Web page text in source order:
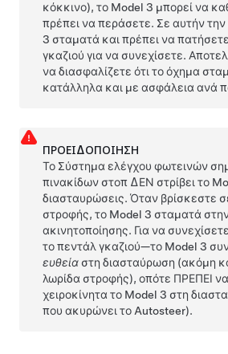
κόκκινο), το Model 3 μπορεί να
πρέπει να περάσετε. Σε αυτήν
3 σταματά και πρέπει να
γκαζιού για να συνεχίσετε.
να διασφαλίζετε ότι το όχημα
κατάλληλα και με ασφάλεια ανά
ΠΡΟΕΙΔΟΠΟΊΗΣΗ
Το Σύστημα ελέγχου φωτεινών
πινακίδων στοπ ΔΕΝ στρίβει το
διασταυρώσεις. Όταν βρίσκεστε
στροφής, το Model 3 σταματά
ακινητοποίησης. Για να
το πεντάλ γκαζιού—το Model 3
ευθείαστη διασταύρωση (ακόμη
λωρίδα στροφής), οπότε ΠΡΕΠΕΙ
χειροκίνητα το Model 3 στη
που ακυρώνει το Autosteer).